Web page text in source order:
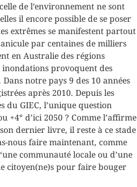
de l’environnement ne sont
il encore possible de se poser
extrêmes se manifestent partout
par centaines de milliers
en Australie des régions
inondations provoquent des
notre pays 9 des 10 années
après 2010. Depuis les
du GIEC, l’unique question
+4° d’ici 2050 ? Comme l’affirme
dernier livre, il reste à ce stade
nous faire maintenant, comme
communauté locale ou d’une
citoyen(ne)s pour faire bouger